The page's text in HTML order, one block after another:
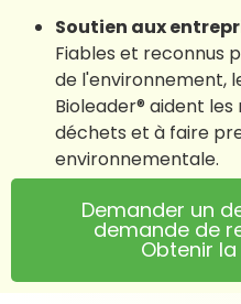
Soutien aux
Fiables et reconnus
de l'environnement,
Bioleader® aident
déchets et à faire
environnementale.
Demander un
demande de
Obtenir